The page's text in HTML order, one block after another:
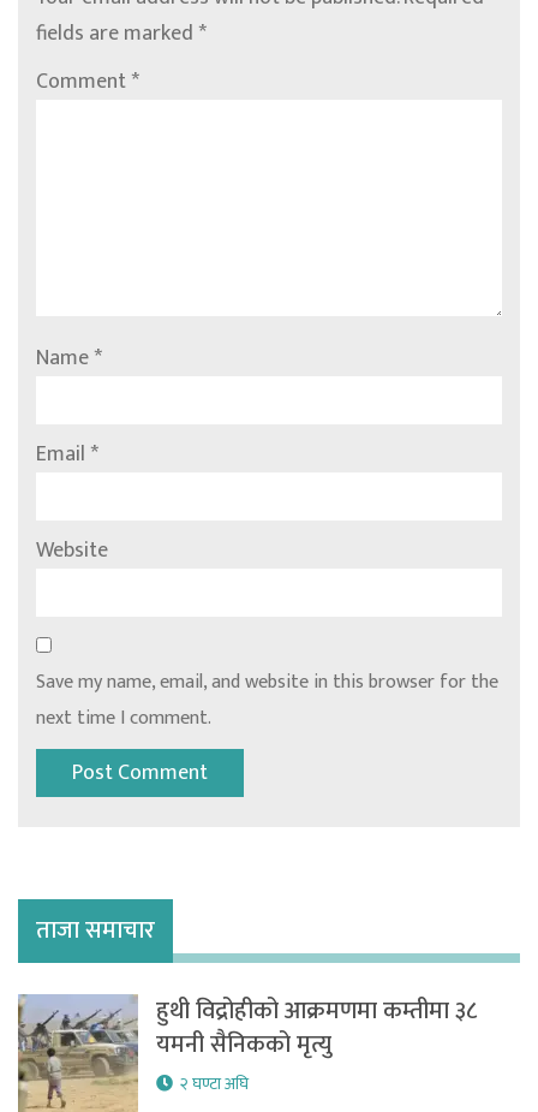
fields are marked*
Comment*
Name*
Email*
Website
Save my name, email, and website in this browser for the
next time I comment.
ताजा समाचार
हुथी विद्रोहीको आक्रमणमा कम्तीमा ३८
यमनी सैनिकको मृत्यु
२ घण्टा अघि